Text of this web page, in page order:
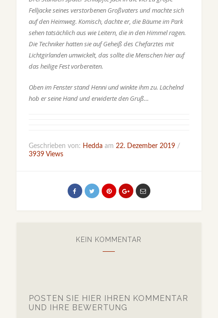
Felljacke seines verstorbenen Großvaters und machte sich
auf den Heimweg. Komisch, dachte er, die Bäume im Park
sehen tatsächlich aus wie Leitern, die in den Himmel ragen.
Die Techniker hatten sie auf Geheiß des Chefarztes mit
Lichtgirlanden umwickelt, das sollte die Menschen hier auf
das heilige Fest vorbereiten.
Oben im Fenster stand Henni und winkte ihm zu. Lächelnd
hob er seine Hand und erwiderte den Gruß…
Geschrieben von: Hedda am 22. Dezember 2019 /
3939 Views
KEIN KOMMENTAR
POSTEN SIE HIER IHREN KOMMENTAR
UND IHRE BEWERTUNG